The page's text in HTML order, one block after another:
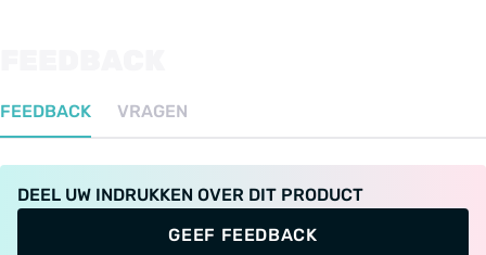
FEEDBACK VRAGEN
DEEL UW INDRUKKEN OVER DIT PRODUCT
GEEF FEEDBACK